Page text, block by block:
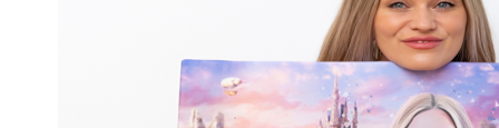
15х20
20х20
20х30